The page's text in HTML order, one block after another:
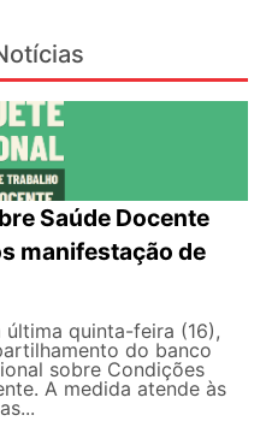
Saúde Docente
manifestação de
última quinta-feira (16),
do banco
sobre Condições
A medida atende às